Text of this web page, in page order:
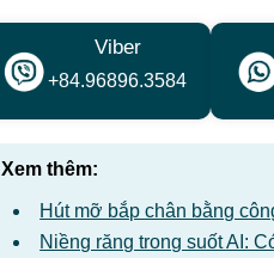
Viber
+84.96896.3584
Xem thêm:
Hút mỡ bắp chân bằng
Niềng răng trong suốt AI: